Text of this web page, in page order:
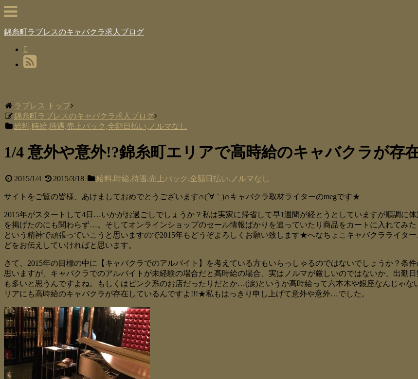
錦糸町ラブレスのキャバクラ求人ブログ
ラブレス トップ
錦糸町ラブレスのキャバクラ求人ブログ
給料,時給,待遇,売上バック,全額日払い,ノルマなし
1/4 意外や意外!?錦糸町エリアで高時給のキャバクラが存
2015/1/4 2015/3/18 給料,時給,待遇,売上バック,全額日払い,ノルマなし
サイトをご覧の皆様、あけましておめでとうございます∩(´∀｀)∩キャバクラ取材ライターのmegです★
2015年がスタートして4日…いかがお過ごしでしょうか？私は実家に帰省して早1週間が経とうとしていますが順調に
を掲げたのにも関わらず…。そしてオンラインショップのセール情報ばかりを追っていたり商品をカートに入れてみ
という精神で頑張っていこうと思いますので2015年もどうぞよろしくお願い致します★へなちょこキャバクラライタ
どをお伝えしていければと思います。
さて、2015年の目標の中に【キャバクラでのアルバイト】を考えている方もいらっしゃるのではないでしょうか？条
思いますが、キャバクラでのアルバイトが未経験の場合だと高時給の場合、実はノルマが厳しいのではないか、出
も多いと思うんですよね。もしくはピンク系のお店だったりだとか…(涙)というか高時給って六本木や銀座なんじゃ
リアにも高時給のキャバクラが存在しているんですよ!!!★私もはっきり申し上げて意外や意外…でした。